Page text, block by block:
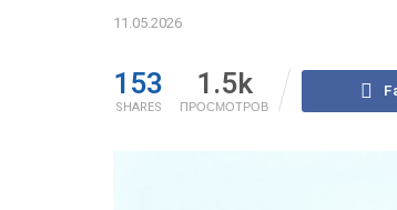
11.05.2026
153
SHARES
1.5k
ПРОСМОТРОВ